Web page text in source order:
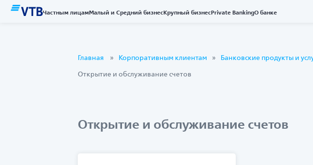
Частным лицамМалый и Средний бизнесКрупный бизнесPrivate BankingО банке
Главная Корпоративным клиентам Банковские продукты и
Открытие и обслуживание счетов
Открытие и обслуживание счетов